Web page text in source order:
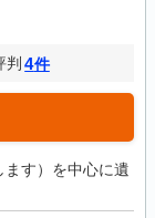
判 4件
す）を中心に遺